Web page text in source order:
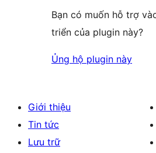
Bạn có muốn hỗ trợ
triển của plugin này?
Ủng hộ plugin này
Giới thiệu
Tin tức
Lưu trữ